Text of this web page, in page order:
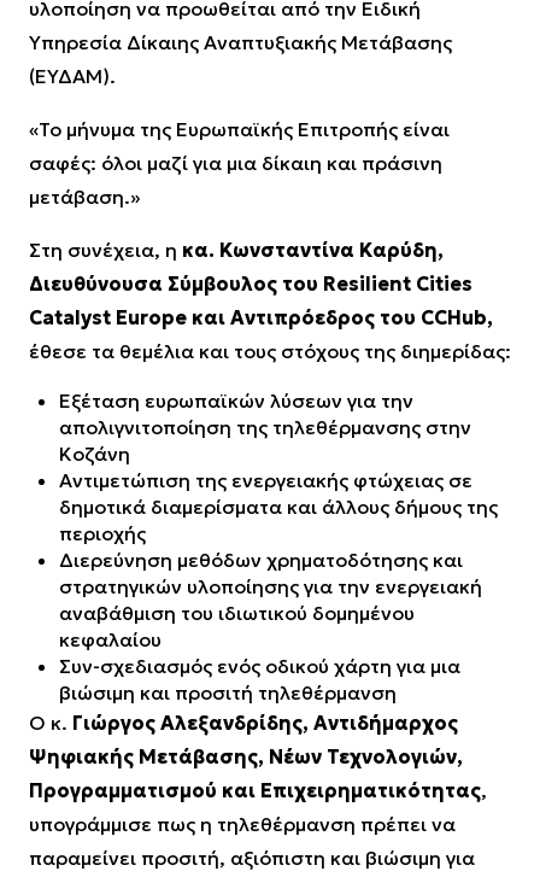
υλοποίηση να προωθείται από την Ειδική
Υπηρεσία Δίκαιης Αναπτυξιακής Μετάβασης
(ΕΥΔΑΜ).
«Το μήνυμα της Ευρωπαϊκής Επιτροπής είναι
σαφές: όλοι μαζί για μια δίκαιη και πράσινη
μετάβαση.»
Στη συνέχεια, η κα. Κωνσταντίνα Καρύδη,
Διευθύνουσα Σύμβουλος του Resilient Cities
Catalyst Europe και Αντιπρόεδρος του CCHub,
έθεσε τα θεμέλια και τους στόχους της διημερίδας:
Εξέταση ευρωπαϊκών λύσεων για την
απολιγνιτοποίηση της τηλεθέρμανσης στην
Κοζάνη
Αντιμετώπιση της ενεργειακής φτώχειας σε
δημοτικά διαμερίσματα και άλλους δήμους της
περιοχής
Διερεύνηση μεθόδων χρηματοδότησης και
στρατηγικών υλοποίησης για την ενεργειακή
αναβάθμιση του ιδιωτικού δομημένου
κεφαλαίου
Συν-σχεδιασμός ενός οδικού χάρτη για μια
βιώσιμη και προσιτή τηλεθέρμανση
Ο κ. Γιώργος Αλεξανδρίδης, Αντιδήμαρχος
Ψηφιακής Μετάβασης, Νέων Τεχνολογιών,
Προγραμματισμού και Επιχειρηματικότητας,
υπογράμμισε πως η τηλεθέρμανση πρέπει να
παραμείνει προσιτή, αξιόπιστη και βιώσιμη για